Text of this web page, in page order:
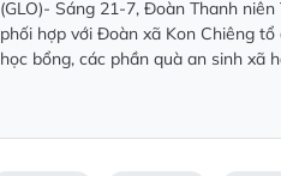
(GLO)- Sáng 21-7, Đoàn Thanh
phối hợp với Đoàn xã Kon Chiêng
học bổng, các phần quà an sinh xã